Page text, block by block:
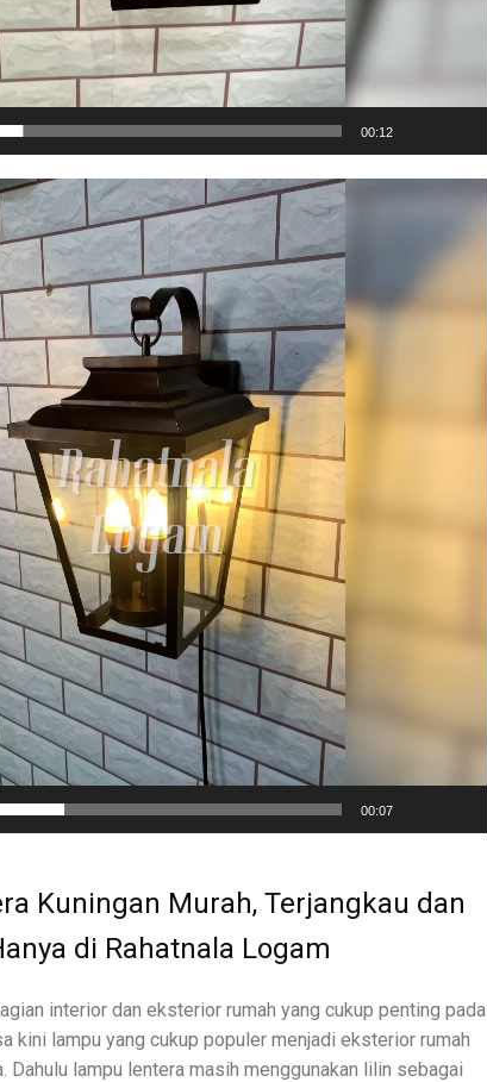
00:12
00:07
Kuningan Murah, Terjangkau dan
di Rahatnala Logam
interior dan eksterior rumah yang cukup penting pada
kini lampu yang cukup populer menjadi eksterior rumah
Dahulu lampu lentera masih menggunakan lilin sebagai